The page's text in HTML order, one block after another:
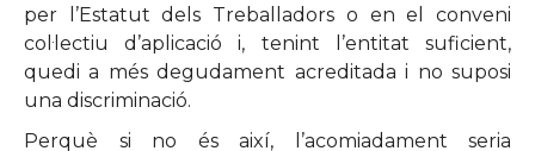
per l’Estatut dels Treballadors o en el conveni
col·lectiu d’aplicació i, tenint l’entitat suficient,
quedi a més degudament acreditada i no suposi
una discriminació.
Perquè si no és així, l’acomiadament seria